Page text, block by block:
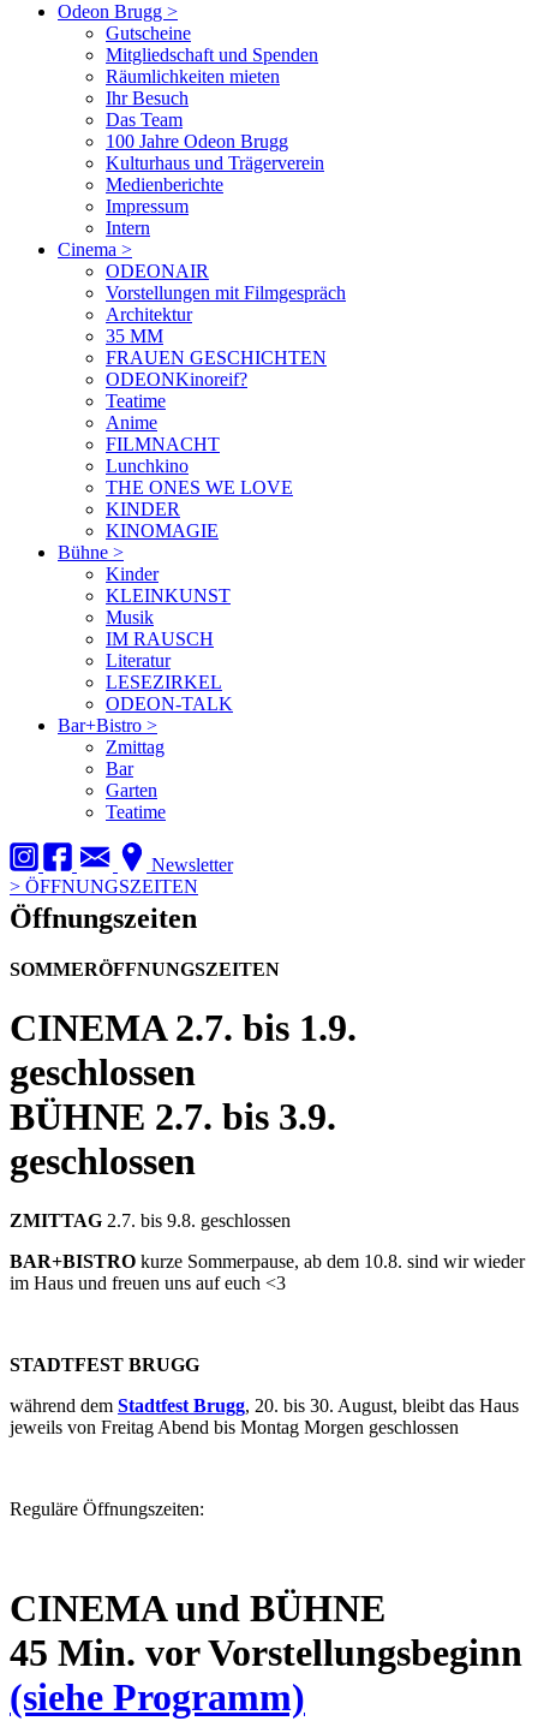
Odeon Brugg >
Gutscheine
Mitgliedschaft und Spenden
Räumlichkeiten mieten
Ihr Besuch
Das Team
100 Jahre Odeon Brugg
Kulturhaus und Trägerverein
Medienberichte
Impressum
Intern
Cinema >
ODEONAIR
Vorstellungen mit Filmgespräch
Architektur
35 MM
FRAUEN GESCHICHTEN
ODEONKinoreif?
Teatime
Anime
FILMNACHT
Lunchkino
THE ONES WE LOVE
KINDER
KINOMAGIE
Bühne >
Kinder
KLEINKUNST
Musik
IM RAUSCH
Literatur
LESEZIRKEL
ODEON-TALK
Bar+Bistro >
Zmittag
Bar
Garten
Teatime
Newsletter
> ÖFFNUNGSZEITEN
Öffnungszeiten
SOMMERÖFFNUNGSZEITEN
CINEMA2.7. bis 1.9.
geschlossen
BÜHNE 2.7. bis 3.9.
geschlossen
ZMITTAG 2.7. bis 9.8. geschlossen
BAR+BISTRO kurze Sommerpause, ab dem 10.8. sind wir wieder
im Haus und freuen uns auf euch <3
STADTFEST BRUGG
während dem Stadtfest Brugg, 20. bis 30. August, bleibt das Haus
jeweils von Freitag Abend bis Montag Morgen geschlossen
Reguläre Öffnungszeiten:
CINEMA und BÜHNE
45 Min. vor Vorstellungsbeginn
(siehe Programm)